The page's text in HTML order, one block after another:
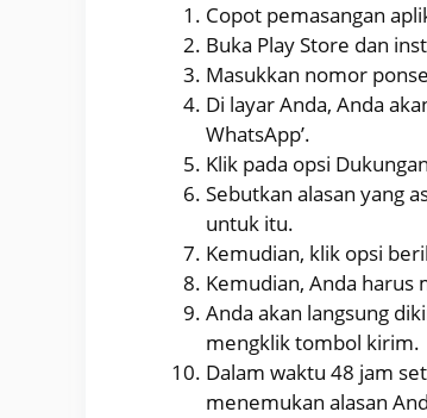
Copot pemasangan
Buka Play Store dan
Masukkan nomor
Di layar Anda, Anda
WhatsApp’.
Klik pada opsi
Sebutkan alasan yang
untuk itu.
Kemudian, klik opsi
Kemudian, Anda harus
Anda akan langsung
mengklik tombol kirim.
Dalam waktu 48 jam
menemukan alasan